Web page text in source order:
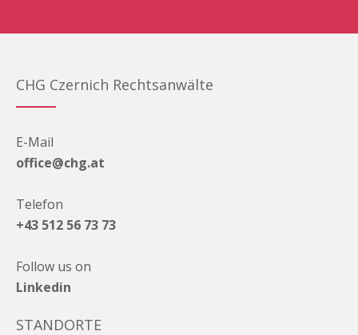
CHG Czernich Rechtsanwälte
E-Mail
office@chg.at
Telefon
+43 512 56 73 73
Follow us on
Linkedin
STANDORTE